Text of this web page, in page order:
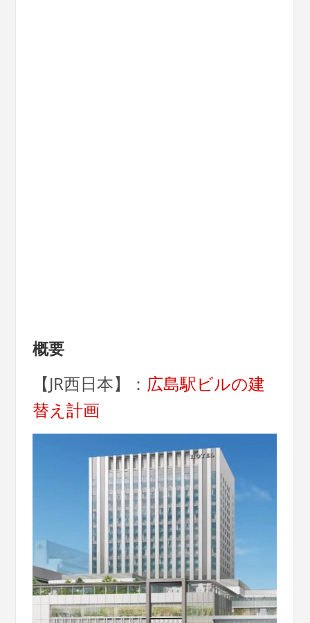
概要
【JR西日本】： 広島駅ビルの建
替え計画